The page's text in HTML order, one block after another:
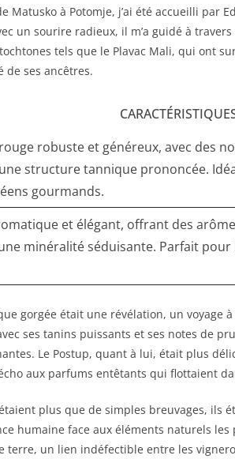
Matusko à Potomje, j’ai été accueilli par
un sourire radieux, il m’a guidé à
tels que le Plavac Mali, qui ont
de ses ancêtres.
robuste et généreux, avec des
une structure tannique prononcée.
gourmands.
et élégant, offrant des
minéralité séduisante. Parfait
gorgée était une révélation, un voyage
ses tanins puissants et ses notes de
Le Postup, quant à lui, était plus
aux parfums entêtants qui flottaient
plus que de simples breuvages, ils
humaine face aux éléments naturels
terre, un lien indéfectible entre les